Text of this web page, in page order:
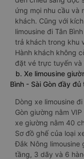
ứng mọi nhu cầu và
khách. Cũng với
limousine đi Tân
trả khách trong khu
Hành khách không
đặt vé trực tuyến và
b. Xe limousine
Bình - Sài Gòn đầy
Dòng xe limousine
Gòn giường nằm
xe giường nằm 40
Sơ đồ ghế của loại
Đắk Nông limousine
tầng, 3 dãy và 6